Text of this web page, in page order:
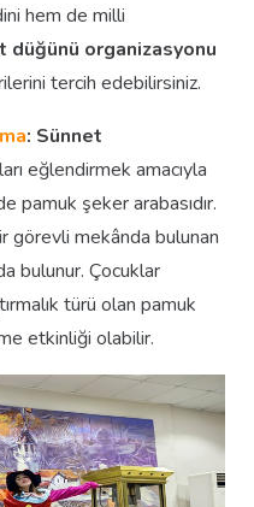
hem de milli
düğünü organizasyonu
tercih edebilirsiniz.
: Sünnet
eğlendirmek amacıyla
pamuk şeker arabasıdır.
görevli mekânda bulunan
bulunur. Çocuklar
türü olan pamuk
etkinliği olabilir.